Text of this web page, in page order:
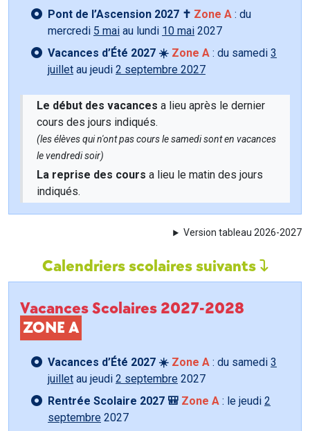
Pont de l’Ascension 2027 ✝️ Zone A : du
mercredi 5 mai au lundi 10 mai 2027
Vacances d’Été 2027 ☀️ Zone A : du samedi 3
juillet au jeudi 2 septembre 2027
Le début des vacances a lieu après le dernier
cours des jours indiqués.
(les élèves qui n'ont pas cours le samedi sont en vacances
le vendredi soir)
La reprise des cours a lieu le matin des jours
indiqués.
Version tableau 2026-2027
Calendriers scolaires suivants
Vacances Scolaires 2027-2028
ZONE A
Vacances d’Été 2027 ☀️ Zone A : du samedi 3
juillet au jeudi 2 septembre 2027
Rentrée Scolaire 2027 🎒 Zone A : le jeudi 2
septembre 2027